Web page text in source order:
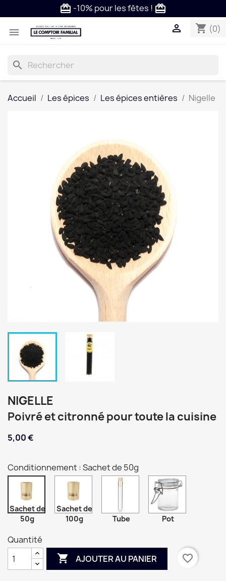
card_giftcard -10% pour les fêtes ! card_giftcard

shopping_cart (0)

search
Accueil Les épices Les épices entières Nigelle
NIGELLE
Poivré et citronné pour toute la cuisine
5,00 €
Conditionnement : Sachet de 50g
Sachet de
50g
Sachet de
100g
Tube Pot
Quantité
 AJOUTER AU PANIER favorite_border